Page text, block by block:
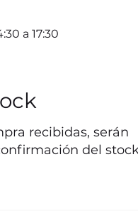
a 17:30
recibidas, serán
del